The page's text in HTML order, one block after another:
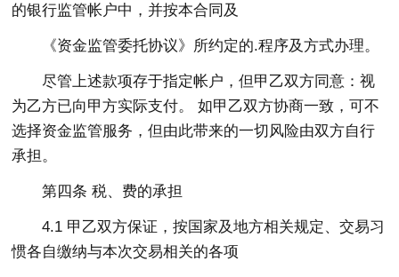
的银行监管帐户中，并按本合同及
《资金监管委托协议》所约定的.程序及方式办理。
尽管上述款项存于指定帐户，但甲乙双方同意：视
为乙方已向甲方实际支付。 如甲乙双方协商一致，可不
选择资金监管服务，但由此带来的一切风险由双方自行
承担。
第四条 税、费的承担
4.1 甲乙双方保证，按国家及地方相关规定、交易习
惯各自缴纳与本次交易相关的各项